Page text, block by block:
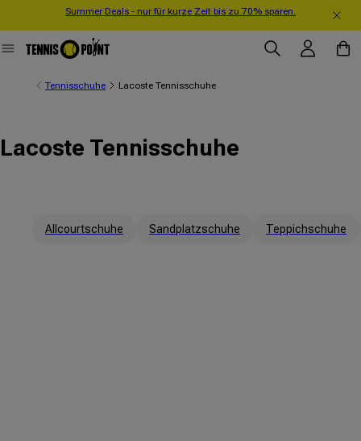
zum Inhalt
Summer Deals - nur für kurze Zeit bis zu 70% sparen.
Einloggen
Tennisschuhe Lacoste Tennisschuhe
Lacoste Tennisschuhe
Allcourtschuhe Sandplatzschuhe Teppichschuhe